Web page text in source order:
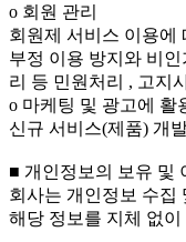
ο 회원 관리
회원제 서비스 이용에
부정 이용 방지와 비
리 등 민원처리 , 고지
ο 마케팅 및 광고에 활
신규 서비스(제품) 개
■ 개인정보의 보유 및
회사는 개인정보 수집
해당 정보를 지체 없이